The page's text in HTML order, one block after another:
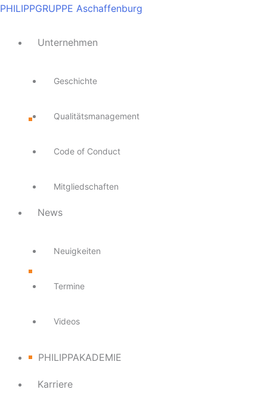
Zum
springen
PHILIPPGRUPPE Aschaffenburg
Main
Unternehmen
Geschichte
Qualitätsmanagement
Code of Conduct
Mitgliedschaften
News
Neuigkeiten
Termine
Videos
PHILIPPAKADEMIE
Karriere
Main
Main
Main
Main